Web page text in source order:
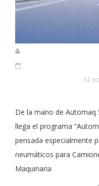
12
De la mano de Automaq
llega el programa
pensada especialmente
neumáticos para
Maquinaria